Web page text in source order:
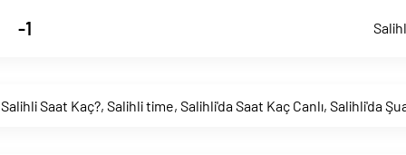
-1
Salihli Saat Kaç?, Salihli time, Salihli'da Saat Kaç Canlı, Salihli'da